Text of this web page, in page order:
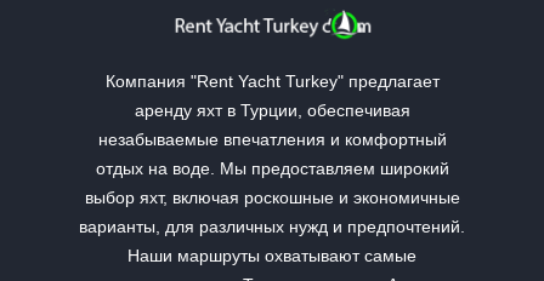
Компания "Rent Yacht Turkey" предлагает
аренду яхт в Турции, обеспечивая
незабываемые впечатления и комфортный
отдых на воде. Мы предоставляем широкий
выбор яхт, включая роскошные и экономичные
варианты, для различных нужд и предпочтений.
Наши маршруты охватывают самые